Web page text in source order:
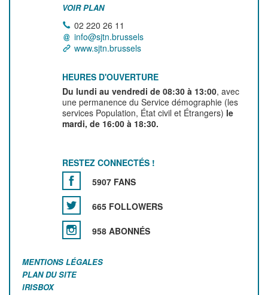
VOIR PLAN
02 220 26 11
info@sjtn.brussels
www.sjtn.brussels
HEURES D'OUVERTURE
Du lundi au vendredi de 08:30 à 13:00, avec
une permanence du Service démographie (les
services Population, État civil et Étrangers) le
mardi, de 16:00 à 18:30.
RESTEZ CONNECTÉS !
5907 FANS
665 FOLLOWERS
958 ABONNÉS
MENTIONS LÉGALES
PLAN DU SITE
IRISBOX